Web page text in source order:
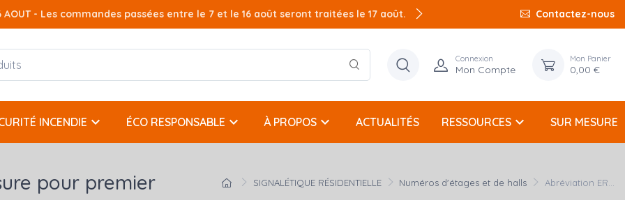
AOUT - Les commandes passées entre le 7 et le 16 août seront traitées le 17 août. Contactez-nous
Connexion
Mon Compte
Mon Panier
0,00 €
INCENDIE keyboard_arrow_down ÉCO RESPONSABLE keyboard_arrow_down À PROPOS keyboard_arrow_down ACTUALITÉS RESSOURCES keyboard_arrow_down SUR MESURE
SIGNALÉTIQUE RÉSIDENTIELLE Numéros d'étages et de halls Abréviation ER...
pour premier